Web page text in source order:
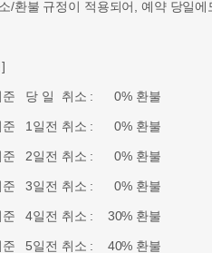
/환불 규정이 적용되어, 예약 당일
준 당 일 취소 : 0% 환불
준 1일전 취소 : 0% 환불
준 2일전 취소 : 0% 환불
준 3일전 취소 : 0% 환불
준 4일전 취소 : 30% 환불
준 5일전 취소 : 40% 환불